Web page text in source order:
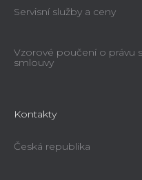
Servisní služby a ceny
Vzorové poučení o právu
smlouvy
Kontakty
Česká republika